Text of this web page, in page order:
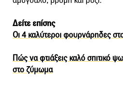
Δείτε επίσης
Οι 4 καλύτεροι φουρνάρηδες
Πώς να φτιάξεις καλό σπιτικό
στο ζύμωμα